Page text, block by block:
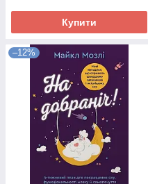
Купити
–12%